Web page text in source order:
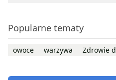
Popularne tematy
owoce warzywa Zdrowie